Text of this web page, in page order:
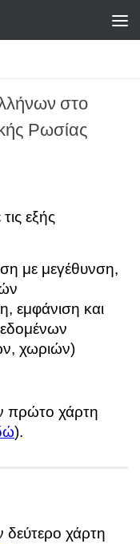
στο
Ρωσίας
εξής
με μεγέθυνση,
εμφάνιση και
χωριών)
πρώτο χάρτη
).
δεύτερο χάρτη